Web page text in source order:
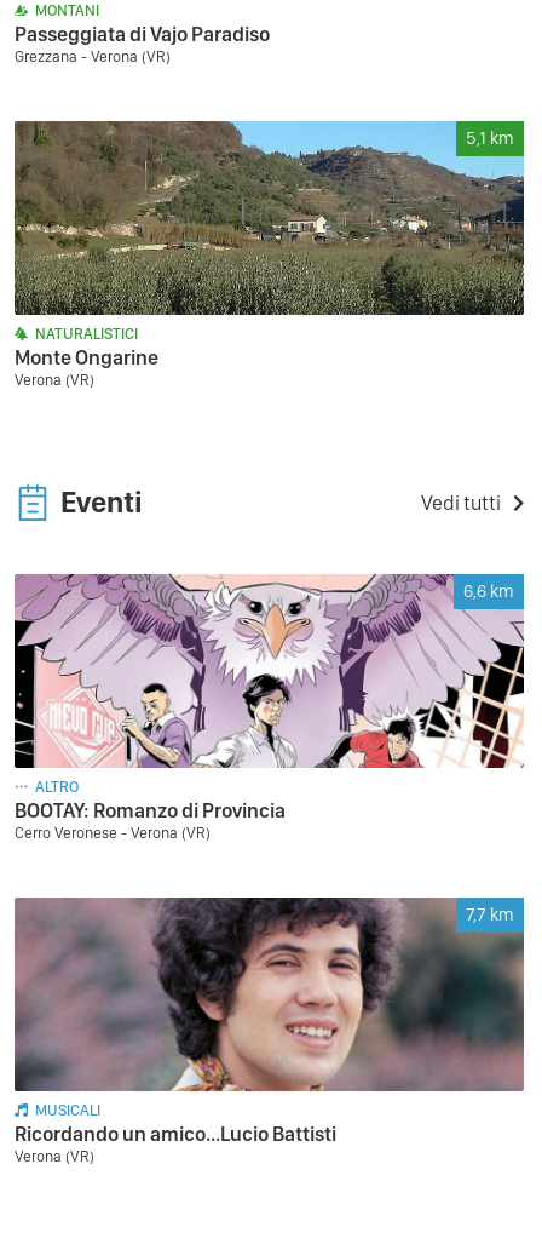
MONTANI
Passeggiata di Vajo Paradiso
Grezzana - Verona (VR)
5,1 km
NATURALISTICI
Monte Ongarine
Verona (VR)
Eventi Vedi tutti
6,6 km
ALTRO
BOOTAY: Romanzo di Provincia
Cerro Veronese - Verona (VR)
7,7 km
MUSICALI
Ricordando un amico...Lucio Battisti
Verona (VR)